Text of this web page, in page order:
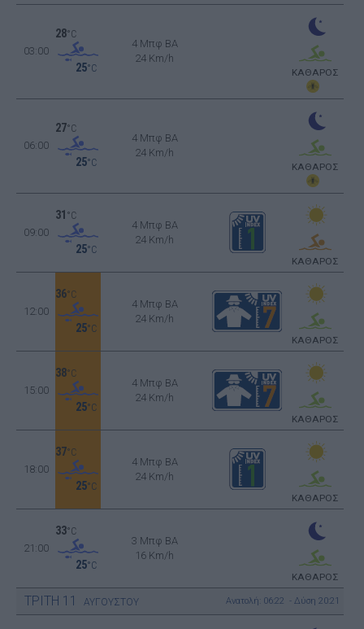
03:00
28°C
25°C
4 Μπφ BA
24 Km/h
ΚΑΘΑΡΟΣ
06:00
27°C
25°C
4 Μπφ BA
24 Km/h
ΚΑΘΑΡΟΣ
09:00
31 °C
25°C
4 Μπφ BA
24 Km/h
ΚΑΘΑΡΟΣ
12:00
36°C
25°C
4 Μπφ BA
24 Km/h
ΚΑΘΑΡΟΣ
15:00
38°C
25°C
4 Μπφ BA
24 Km/h
ΚΑΘΑΡΟΣ
18:00
37°C
25°C
4 Μπφ BA
24 Km/h
ΚΑΘΑΡΟΣ
21:00
33°C
25°C
3 Μπφ BA
16 Km/h
ΚΑΘΑΡΟΣ
ΤΡΙΤΗ 11 ΑΥΓΟΥΣΤΟΥ Ανατολή: 06:22 - Δύση 20:21